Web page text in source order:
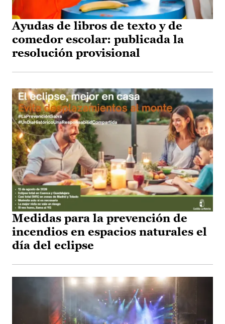
Ayudas de libros de texto y de
comedor escolar: publicada la
resolución provisional
Medidas para la prevención de
incendios en espacios naturales el
día del eclipse